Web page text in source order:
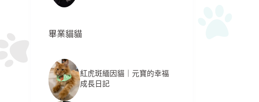
畢業貓貓
紅虎斑緬因貓｜元寶的幸福
成長日記